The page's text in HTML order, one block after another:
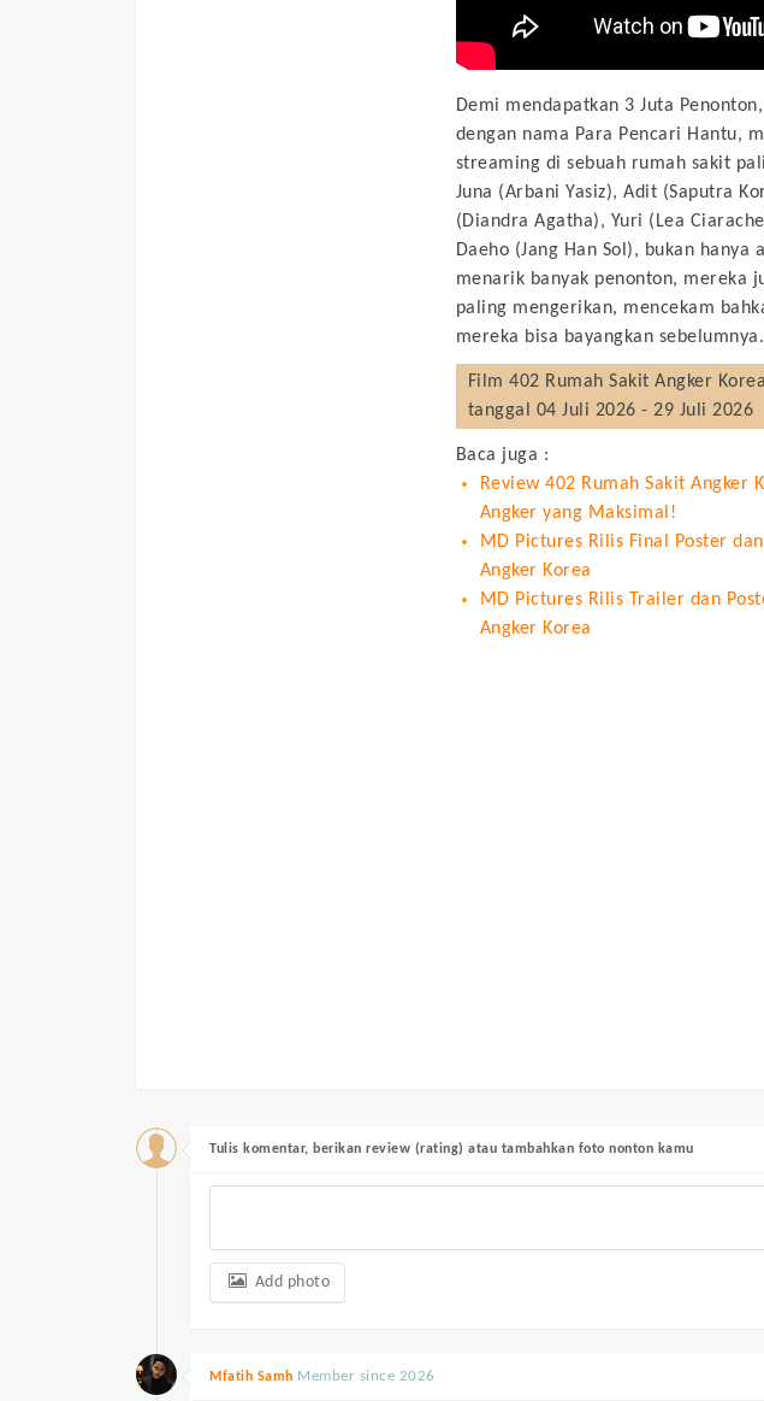
Demi mendapatkan 3 Juta
dengan nama Para Pencari Hantu,
streaming di sebuah rumah sakit
Juna (Arbani Yasiz), Adit (Saputra
(Diandra Agatha), Yuri (Lea
Daeho (Jang Han Sol), bukan
menarik banyak penonton, mereka
paling mengerikan, mencekam
mereka bisa bayangkan sebelumnya.
Film 402 Rumah Sakit Angker Korea
tanggal 04 Juli 2026 - 29 Juli 2026
Baca juga :
Review 402 Rumah Sakit Angker
Angker yang Maksimal!
MD Pictures Rilis Final Poster
Angker Korea
MD Pictures Rilis Trailer dan
Angker Korea
Tulis komentar, berikan review (rating) atau tambahkan foto nonton kamu
Add photo
Mfatih Samh Member since 2026